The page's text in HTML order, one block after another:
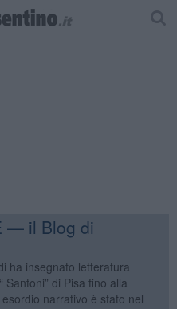
— il Blog di
ha insegnato letteratura
Santoni” di Pisa fino alla
narrativo è stato nel